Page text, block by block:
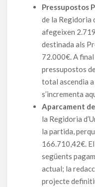
Pressupostos
de la Regidoria
afegeixen
destinada als
72.000€. A final
pressupostos
total ascendia
s’incrementa
Aparcament
la Regidoria
la partida,
166.710,42€.
següents
actual; la
projecte